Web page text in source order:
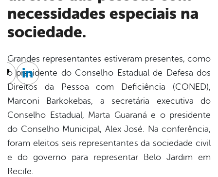
necessidades especiais na
sociedade.
Grandes representantes estiveram presentes, como
o presidente do Conselho Estadual de Defesa dos
Direitos da Pessoa com Deficiência (CONED),
Marconi Barkokebas, a secretária executiva do
Conselho Estadual, Marta Guaraná e o presidente
do Conselho Municipal, Alex José. Na conferência,
foram eleitos seis representantes da sociedade civil
e do governo para representar Belo Jardim em
Recife.
Twitter
Linkedin